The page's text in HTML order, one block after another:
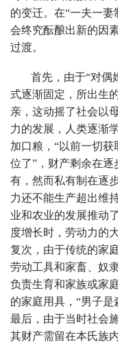
的变迁。在“一夫一妻
会终究酝酿出新的因
过渡。
首先，由于“对偶
式逐渐固定，所出生
亲，这动摇了社会以
力的发展，人类逐渐
加口粮，“以前一切
位了”，财产剩余在
有，然而私有制在逐
力还不能生产超出维
业和农业的发展推动
度增长时，劳动力的
复次，由于传统的家
劳动工具和家畜、奴
负责生育和家族或家
的家庭用具，“男子是
最后，由于当时社会
其财产需留在本氏族